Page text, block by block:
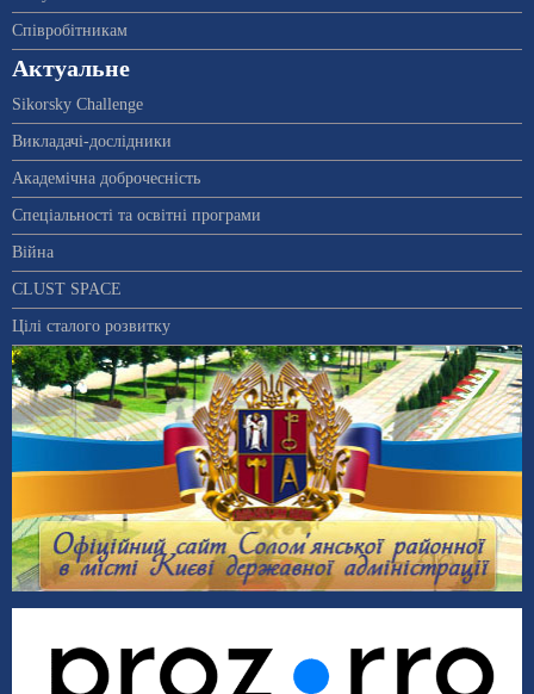
Співробітникам
Актуальне
Sikorsky Challenge
Викладачі-дослідники
Академічна доброчесність
Спеціальності та освітні програми
Війна
CLUST SPACE
Цілі сталого розвитку